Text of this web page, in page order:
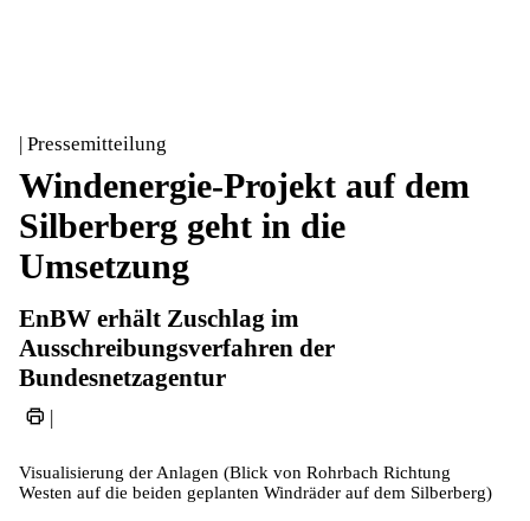
| Pressemitteilung
Windenergie-Projekt auf dem
Silberberg geht in die
Umsetzung
EnBW erhält Zuschlag im
Ausschreibungsverfahren der
Bundesnetzagentur
|
Visualisierung der Anlagen (Blick von Rohrbach Richtung
Westen auf die beiden geplanten Windräder auf dem Silberberg)